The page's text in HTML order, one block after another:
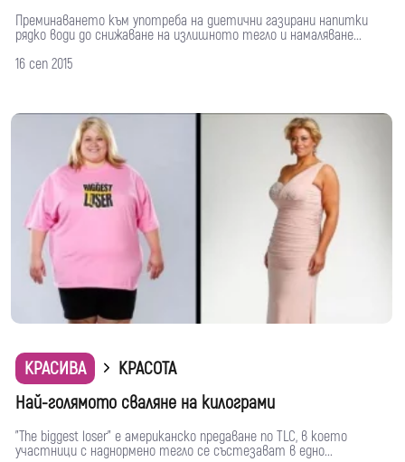
Преминаването към употреба на диетични газирани напитки
рядко води до снижаване на излишното тегло и намаляване...
16 сеп 2015
КРАСИВА
КРАСОТА
Най-голямото сваляне на килограми
"The biggest loser" е американско предаване по TLC, в което
участници с наднормено тегло се състезават в едно...